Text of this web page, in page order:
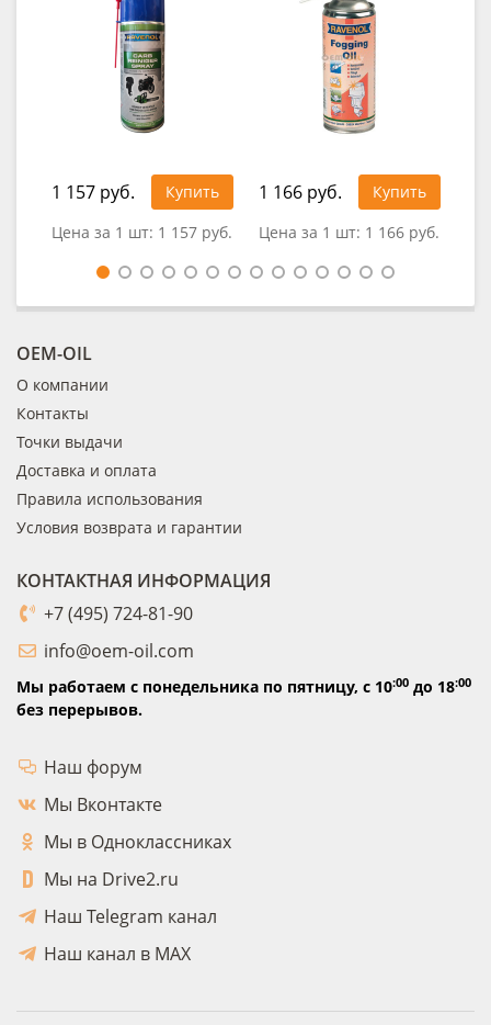
1 157 руб.
Купить
Цена за 1 шт: 1 157 руб.
1 166 руб.
Купить
Цена за 1 шт: 1 166 руб.
OEM-OIL
О компании
Контакты
Точки выдачи
Доставка и оплата
Правила использования
Условия возврата и гарантии
КОНТАКТНАЯ ИНФОРМАЦИЯ
+7 (495) 724-81-90
info@oem-oil.com
Мы работаем с понедельника по пятницу, с 10:00 до 18:00
без перерывов.
Наш форум
Мы Вконтакте
Мы в Одноклассниках
Мы на Drive2.ru
Наш Telegram канал
Наш канал в MAX